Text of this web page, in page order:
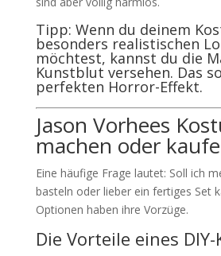
Tipp: Wenn du deinem
besonders realistischen
möchtest, kannst du die
Kunstblut versehen. Das
perfekten Horror-Effekt.
Jason Vorhees
machen oder
Eine häufige Frage lautet: Soll ich
basteln oder lieber ein fertiges Set
Optionen haben ihre Vorzüge.
Die Vorteile eines